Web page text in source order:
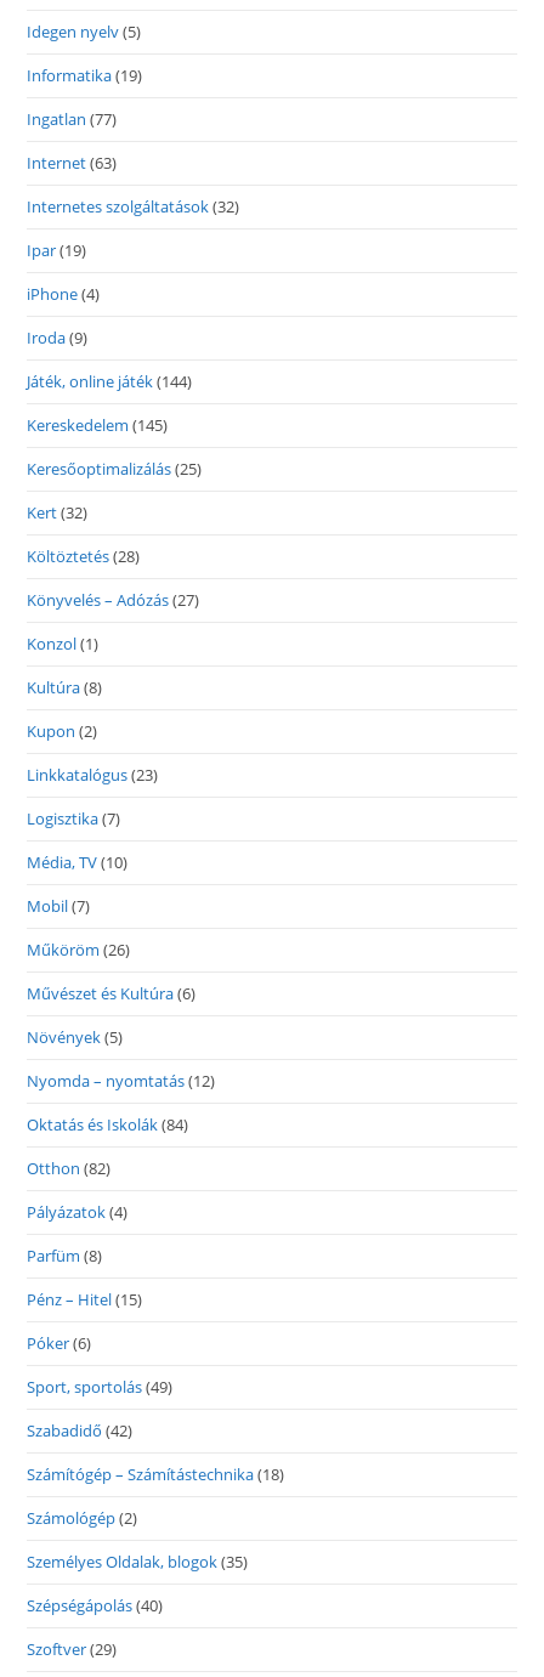
Idegen nyelv(5)
Informatika(19)
Ingatlan (77)
Internet(63)
Internetes szolgáltatások(32)
Ipar(19)
iPhone(4)
Iroda(9)
Játék, online játék(144)
Kereskedelem (145)
Keresőoptimalizálás(25)
Kert(32)
Költöztetés(28)
Könyvelés – Adózás(27)
Konzol(1)
Kultúra(8)
Kupon (2)
Linkkatalógus(23)
Logisztika(7)
Média, TV(10)
Mobil(7)
Műköröm (26)
Művészet és Kultúra(6)
Növények(5)
Nyomda – nyomtatás(12)
Oktatás és Iskolák(84)
Otthon (82)
Pályázatok(4)
Parfüm (8)
Pénz – Hitel(15)
Póker(6)
Sport, sportolás(49)
Szabadidő (42)
Számítógép – Számítástechnika(18)
Számológép(2)
Személyes Oldalak, blogok(35)
Szépségápolás(40)
Szoftver(29)